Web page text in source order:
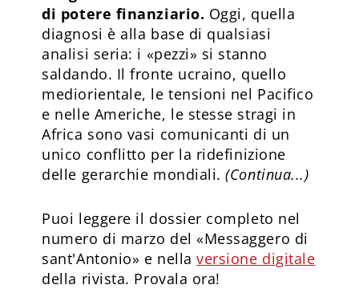
di potere finanziario. Oggi, quella
diagnosi è alla base di qualsiasi
analisi seria: i «pezzi» si stanno
saldando. Il fronte ucraino, quello
mediorientale, le tensioni nel Pacifico
e nelle Americhe, le stesse stragi in
Africa sono vasi comunicanti di un
unico conflitto per la ridefinizione
delle gerarchie mondiali.(Continua...)
Puoi leggere il dossier completo nel
numero di marzo del «Messaggero di
sant'Antonio» e nellaversione digitale
della rivista. Provala ora!